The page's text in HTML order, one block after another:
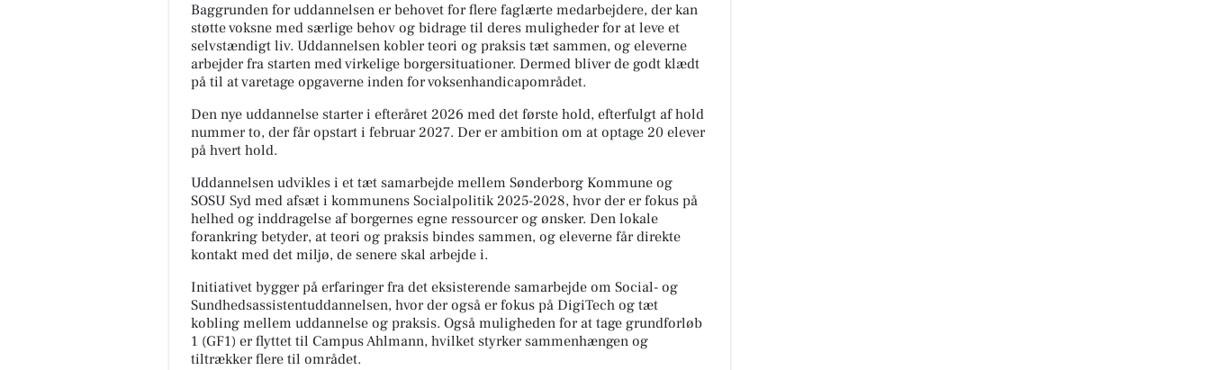
Baggrunden for uddannelsen er behovet for flere faglærte medarbejdere, der kan
støtte voksne med særlige behov og bidrage til deres muligheder for at leve et
selvstændigt liv. Uddannelsen kobler teori og praksis tæt sammen, og eleverne
arbejder fra starten med virkelige borgersituationer. Dermed bliver de godt klædt
på til at varetage opgaverne inden for voksenhandicapområdet.
Den nye uddannelse starter i efteråret 2026 med det første hold, efterfulgt af hold
nummer to, der får opstart i februar 2027. Der er ambition om at optage 20 elever
på hvert hold.
Uddannelsen udvikles i et tæt samarbejde mellem Sønderborg Kommune og
SOSU Syd med afsæt i kommunens Socialpolitik 2025-2028, hvor der er fokus på
helhed og inddragelse af borgernes egne ressourcer og ønsker. Den lokale
forankring betyder, at teori og praksis bindes sammen, og eleverne får direkte
kontakt med det miljø, de senere skal arbejde i.
Initiativet bygger på erfaringer fra det eksisterende samarbejde om Social- og
Sundhedsassistentuddannelsen, hvor der også er fokus på DigiTech og tæt
kobling mellem uddannelse og praksis. Også muligheden for at tage grundforløb
1 (GF1) er flyttet til Campus Ahlmann, hvilket styrker sammenhængen og
tiltrækker flere til området.